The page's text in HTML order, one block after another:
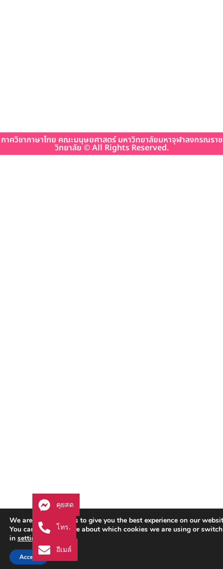
ภาควิชาภาษาไทย คณะมนุษยศาสตร์ มหาวิทยาลัยมหาจุฬาลงกรณราช
วิทยาลัย © All Rights Reserved.
We are using cookies to give you the best experience on our
You can find out more about which cookies we are using or
in settings
Accept
คุยสด
โทร.
อีเมล์